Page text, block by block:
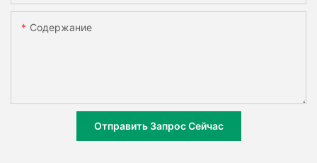
Содержание
Отправить Запрос Сейчас